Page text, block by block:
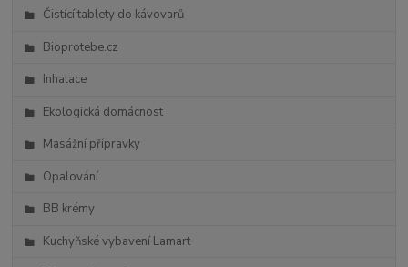
Čistící tablety do kávovarů
Bioprotebe.cz
Inhalace
Ekologická domácnost
Masážní přípravky
Opalování
BB krémy
Kuchyňské vybavení Lamart